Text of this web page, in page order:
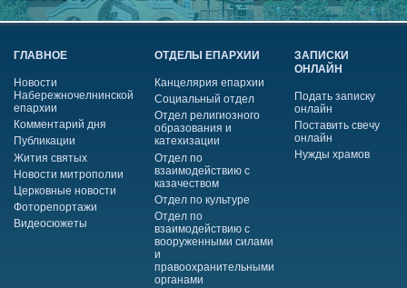
ГЛАВНОЕ
Новости
Набережночелнинской
епархии
Комментарий дня
Публикации
Жития святых
Новости митрополии
Церковные новости
Фоторепортажи
Видеосюжеты
ОТДЕЛЫ ЕПАРХИИ
Канцелярия епархии
Социальный отдел
Отдел религиозного
образования и
катехизации
Отдел по
взаимодействию с
казачеством
Отдел по культуре
Отдел по
взаимодействию с
вооруженными силами
и
правоохранительными
органами
ЗАПИСКИ
ОНЛАЙН
Подать записку
онлайн
Поставить свечу
онлайн
Нужды храмов